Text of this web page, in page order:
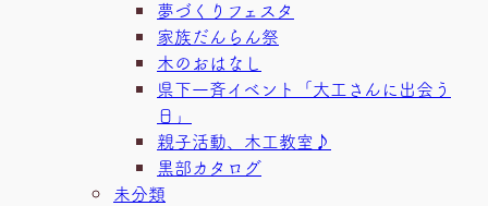
夢づくりフェスタ
家族だんらん祭
木のおはなし
県下一斉イベント「大工さんに出会う
日」
親子活動、木工教室♪
黒部カタログ
未分類